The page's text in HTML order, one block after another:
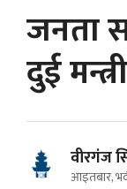
जनता
दुई
वीरगंज
आइतबार,